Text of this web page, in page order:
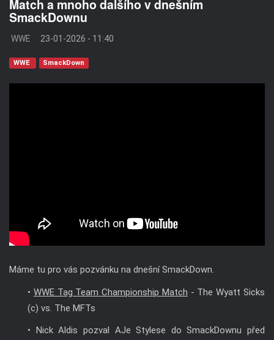
Match a mnoho dalšího v dnešním
SmackDownu
WWE 23-01-2026 - 11:40
WWE SmackDown
Máme tu pro vás pozvánku na dnešní SmackDown.
• WWE Tag Team Championship Match - The Wyatt Sicks
(c) vs. The MFTs
• Nick Aldis pozval AJe Stylese do SmackDownu před